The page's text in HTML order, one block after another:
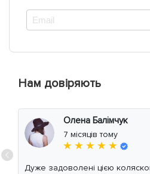
Нам довіряють
Олена Балімчук
7 місяців тому
★ ★ ★ ★ ★
Дуже задоволені цією